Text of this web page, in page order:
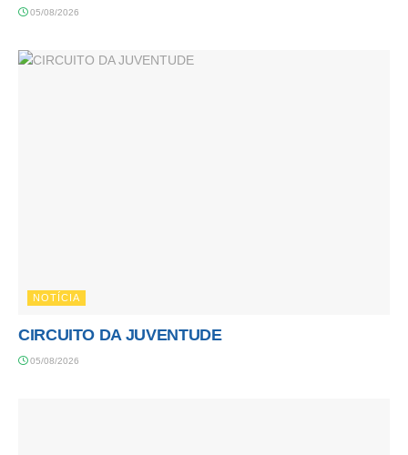
05/08/2026
NOTÍCIA
CIRCUITO DA JUVENTUDE
05/08/2026